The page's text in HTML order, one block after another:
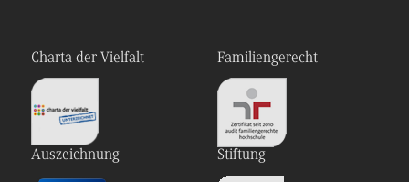
Charta der Vielfalt Familiengerecht
Auszeichnung Stiftung